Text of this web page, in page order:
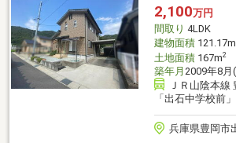
ております！是非、お問い合わせください。
2,100万円
間取り 4LDK
建物面積121.17m
土地面積167m2
築年月 2009年8
ＪＲ山陰本
「出石中学校前
兵庫県豊岡市